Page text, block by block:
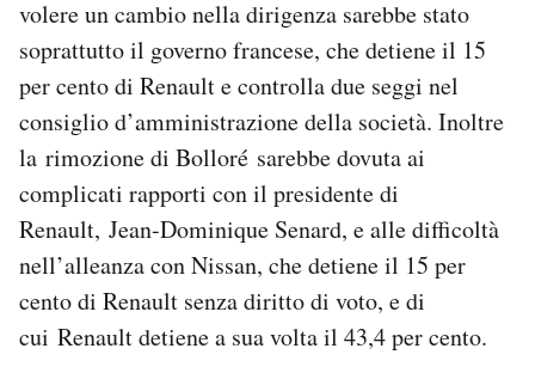
Notifiche mobile
Regala il Post
Hai bisogno di aiuto?
volere un cambio nella dirigenza sarebbe stato
soprattutto il governo francese, che detiene il 15
per cento di Renault e controlla due seggi nel
consiglio d’amministrazione della società. Inoltre
la rimozione di Bolloré sarebbe dovuta ai
complicati rapporti con il presidente di
Renault, Jean-Dominique Senard, e alle difficoltà
nell’alleanza con Nissan, che detiene il 15 per
cento di Renault senza diritto di voto, e di
cui Renault detiene a sua volta il 43,4 per cento.